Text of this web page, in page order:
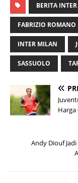
BERITA INTER
FABRIZIO ROMANO
INTER MILAN
SASSUOLO
Harga
Andy Diouf